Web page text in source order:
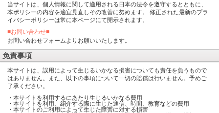
当サイトは、個人情報に関して適用される日本の法令を遵守するとともに、
本ポリシーの内容を適宜見直しその改善に努めます。 修正された最新のプラ
イバシーポリシーは常に本ページにて開示されます。
■お問い合わせ■
お問い合わせフォームよりお願いいたします。
免責事項
本サイトは、誤用によって生じるいかなる損害についても責任を負うもので
はありません。また、以下の事項について一切の賠償は行いません。予めご
了承ください。
・本サイトを利用するにあたり生じるいかなる費用
・本サイトを利用、紹介する際に生じた通信、時間、教育などの費用
・本サイトのご利用によって生じた障害に対する損害